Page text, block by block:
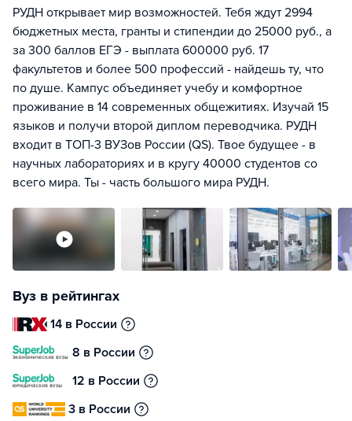
РУДН открывает мир возможностей. Тебя ждут 2994
бюджетных места, гранты и стипендии до 25000 руб., а
за 300 баллов ЕГЭ - выплата 600000 руб. 17
факультетов и более 500 профессий - найдешь ту, что
по душе. Кампус объединяет учебу и комфортное
проживание в 14 современных общежитиях. Изучай 15
языков и получи второй диплом переводчика. РУДН
входит в ТОП-3 ВУЗов России (QS). Твое будущее - в
научных лабораториях и в кругу 40000 студентов со
всего мира. Ты - часть большого мира РУДН.
Вуз в рейтингах
14 в России
8 в России
12 в России
3 в России